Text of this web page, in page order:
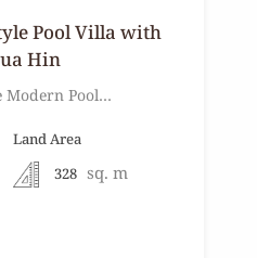
Pool Villa with
Hin
Modern Pool…
Land Area
328 sq. m